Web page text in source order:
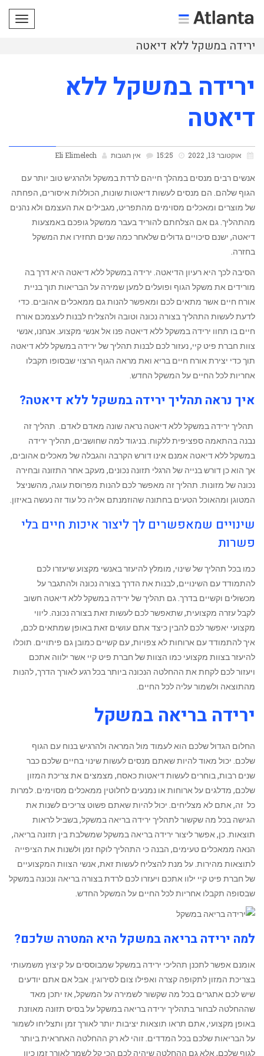
ירידה במשקל ללא דיאטה
ירידה במשקל ללא
דיאטה
אוקטובר 13, 2022 אין תגובות Eli Elimelech
אנשים רבים מנסים במהלך חייהם לרדת במשקל ולהרגיש טוב יותר עם
הגוף שלהם. הם מנסים לעשות דיאטות שונות, הכוללות איסורים, הפחתה
של מוצרים ומאכלים מסוימים מהתפריט, מגבילים את העצמם ולא נהנים
מהתהליך. גם אם הצלחתם להוריד בעבר ממשקל גופכם באמצעות
דיאטה, ישנם סיכויים גדולים שלאחר כמה שנים תחזירו את המשקל
בחזרה.
הסיבה לכך היא רעיון הדיאטה. ירידה במשקל ללא דיאטה היא דרך בה
מורידים את משקל הגוף ופועלים למען שמירה על הבריאות תוך בניית
אורח חיים אשר מתאים לכם ומאפשר להנות גם ממאכלים אהובים. כדי
לדעת לעשות התהליך בצורה נכונה וטובה ולהצליח לבנות לעצמכם אורח
חיים בו תחוו ירידה במשקל ללא דיאטה פנו אל אנשי מקצוע. אנחנו, אנשי
צוות חברת פיט קיי, ‏נעזור לכם לבנות תהליך של ירידה במשקל ללא דיאטה
תוך כדי יצירת אורח חיים בריא ואת מראה הגוף הרצוי שבסופו תקבלו
אחריות לכל החיים על המשקל החדש.
איך נראה תהליך ירידה במשקל ללא דיאטה?
‏ תהליך ירידה במשקל ללא דיאטה נראה שונה מאדם לאדם. תהליך זה
נבנה בהתאמה ספציפית ללקוח. בניגוד למה שחושבים, תהליך ירידה
במשקל ללא דיאטה אמנם אינו דורש הקרבה והגבלה של מאכלים אהובים,
אך הוא כן דורש בנייה של הרגלי תזונה נכונים, מעקב אחר התזונה ובחירה
נכונה של מזונות. תהליך זה מאפשר לכם להנות מפרוסת עוגה, מהשניצל
המטוגן ומהאוכל הטעים בחתונה שהוזמנתם אליה כל עוד זה נעשה באיזון.
שינויים שמאפשרים לך ליצור איכות חיים בלי
פשרות
כמו בכל תהליך של שינוי, מומלץ להיעזר באנשי מקצוע שיעזרו לכם
להתמודד עם השינויים, לבנות את הדרך בצורה נכונה ולהתגבר על
מכשולים וקשיים בדרך. גם תהליך של ירידה במשקל ללא דיאטה חשוב
לקבל עזרה מקצועית, שתאפשר לכם לעשות זאת בצורה נכונה. ליווי
מקצועי יאפשר לכם להבין כיצד אתם עושים זאת באופן שמתאים לכם,
איך להתמודד עם ארוחות לא צפויות, עם קשיים כמובן גם פיתויים. תוכלו
להיעזר בצוות מקצועי כמו הצוות של חברת פיט קיי ‏אשר ילווה אתכם
ויעזור לכם לקחת את ההחלטה הנכונה ביותר בכל רגע לאורך הדרך, להנות
מהתוצאה ולשמור עליה לכל החיים.
ירידה בריאה במשקל
‏החלום הגדול שלכם הוא לעמוד מול המראה ולהרגיש בנוח עם הגוף
שלכם. יכול מאוד להיות שאתם מנסים לעשות שינוי בחיים שלכם כבר
שנים רבות, בוחרים לעשות דיאטות כאסח, מצמצים את צריכת המזון
שלכם, מדלגים על ארוחות או נמנעים לחלוטין ממאכלים מסוימים. למרות
כל זה, אתם לא מצליחים. יכול להיות שאתם פשוט צריכים לשנות את
הגישה בכל מה שקשור לתהליך ירידה בריאה במשקל, בשביל לראות
תוצאות. כן, אפשר ליצור ירידה בריאה במשקל ‏שמשלבת בין תזונה בריאה,
הנאה ממאכלים טעימים, הבנה כי התהליך לוקח זמן ולשנות את הציפייה
לתוצאות מהירות. על מנת להצליח לעשות זאת, אנשי הצוות המקצועיים
של חברת פיט קיי ילוו אתכם ויעזרו לכם לרדת בצורה בריאה ונכונה במשקל
שבסופה תקבלו אחריות לכל החיים על המשקל החדש.
למה ירידה בריאה במשקל היא המטרה שלכם?
‏אומנם אפשר לתכנן תהליכי ירידה במשקל שמבוססים על קיצוץ משמעותי
בצריכת המזון לתקופה קצרה ואפילו צום לסירוגין. אבל אם אתם יודעים
שיש לכם אתגרים בכל מה שקשור לשמירה על המשקל, אז יתכן מאד
שההחלטה ‏לבחור בתהליך ירידה בריאה במשקל על בסיס תזונה מאוזנת
באופן מקצועי, אתם תראו תוצאות יציבות יותר לאורך זמן ותצליחו לשמור
על הבריאות שלכם בכל המדדים. זוהי לא רק ‏ההחלטה האחראית ביותר
לגוף שלכם, אלא גם ההחלטה שיהיה לכם הכי קל לשמר לאורך זמן כיון